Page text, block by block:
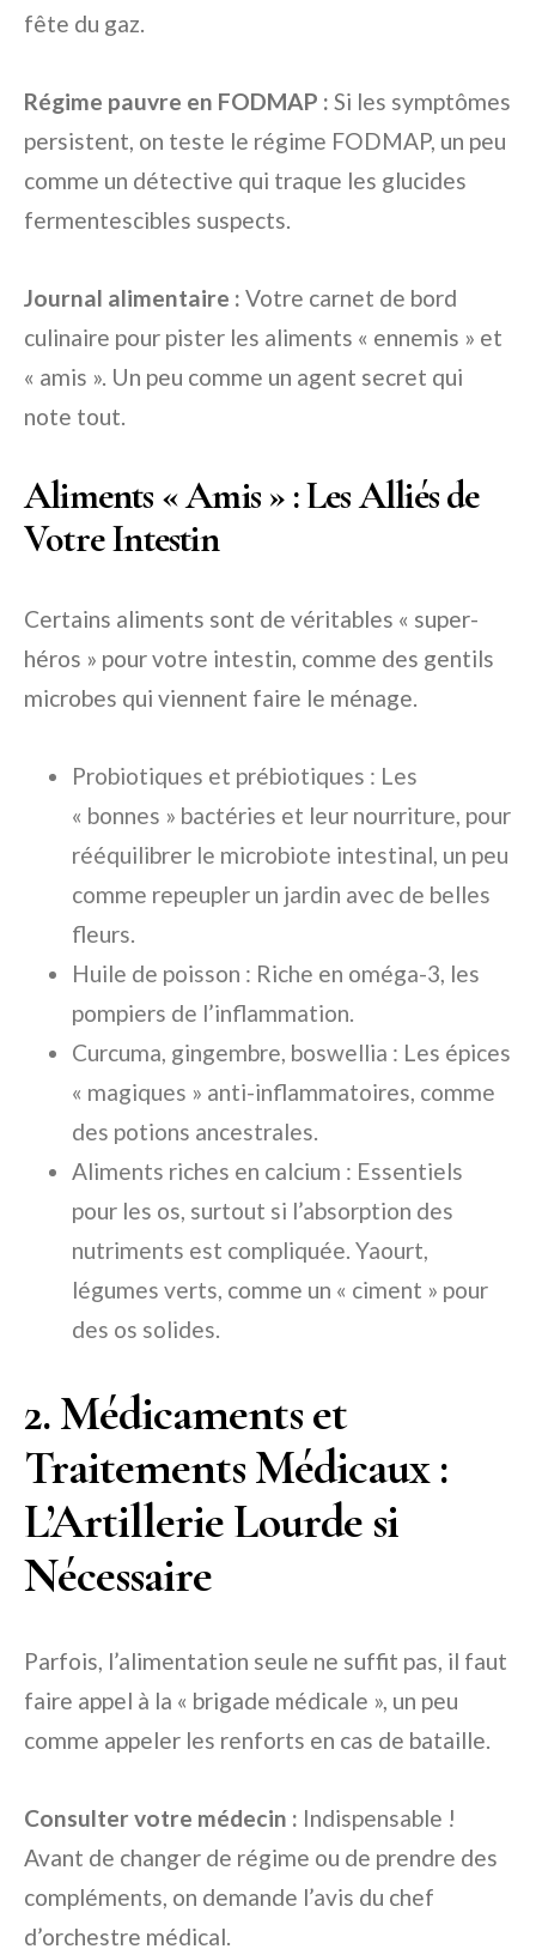
fête du gaz.
Régime pauvre en FODMAP : Si les symptômes
persistent, on teste le régime FODMAP, un peu
comme un détective qui traque les glucides
fermentescibles suspects.
Journal alimentaire : Votre carnet de bord
culinaire pour pister les aliments « ennemis » et
« amis ». Un peu comme un agent secret qui
note tout.
Aliments « Amis » : Les Alliés de
Votre Intestin
Certains aliments sont de véritables « super-
héros » pour votre intestin, comme des gentils
microbes qui viennent faire le ménage.
Probiotiques et prébiotiques : Les
« bonnes » bactéries et leur nourriture, pour
rééquilibrer le microbiote intestinal, un peu
comme repeupler un jardin avec de belles
fleurs.
Huile de poisson : Riche en oméga-3, les
pompiers de l’inflammation.
Curcuma, gingembre, boswellia : Les épices
« magiques » anti-inflammatoires, comme
des potions ancestrales.
Aliments riches en calcium : Essentiels
pour les os, surtout si l’absorption des
nutriments est compliquée. Yaourt,
légumes verts, comme un « ciment » pour
des os solides.
2. Médicaments et
Traitements Médicaux :
L’Artillerie Lourde si
Nécessaire
Parfois, l’alimentation seule ne suffit pas, il faut
faire appel à la « brigade médicale », un peu
comme appeler les renforts en cas de bataille.
Consulter votre médecin : Indispensable !
Avant de changer de régime ou de prendre des
compléments, on demande l’avis du chef
d’orchestre médical.